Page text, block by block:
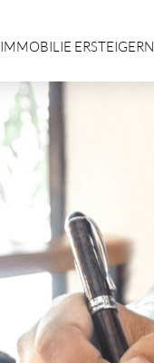
IMMOBILIE ERSTEIGERN